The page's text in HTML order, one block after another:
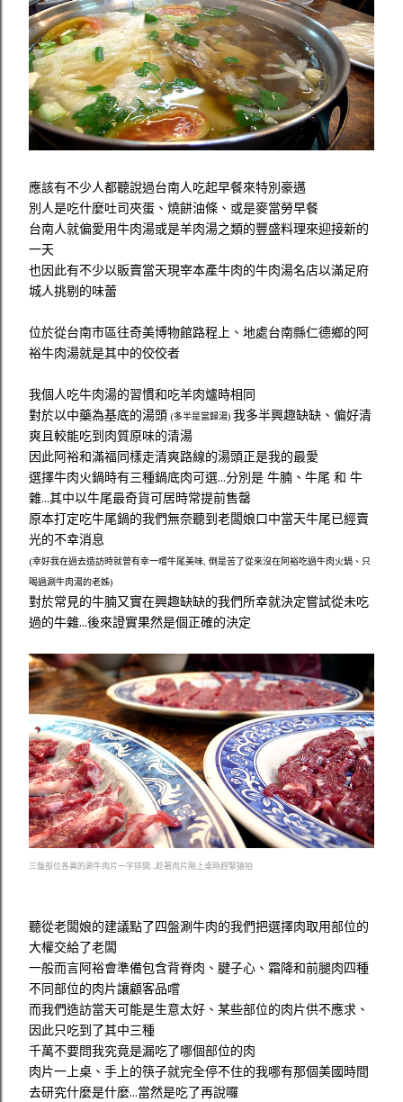
應該有不少人都聽說過台南人吃起早餐來特別豪邁
別人是吃什麼吐司夾蛋、燒餅油條、或是麥當勞早餐
台南人就偏愛用牛肉湯或是羊肉湯之類的豐盛料理來迎接新的
一天
也因此有不少以販賣當天現宰本產牛肉的牛肉湯名店以滿足府
城人挑剔的味蕾
位於從台南市區往奇美博物館路程上、地處台南縣仁德鄉的阿
裕牛肉湯就是其中的佼佼者
我個人吃牛肉湯的習慣和吃羊肉爐時相同
對於以中藥為基底的湯頭 (多半是當歸湯) 我多半興趣缺缺、偏好清
爽且較能吃到肉質原味的清湯
因此阿裕和滿福同樣走清爽路線的湯頭正是我的最愛
選擇牛肉火鍋時有三種鍋底肉可選...分別是 牛腩、牛尾 和 牛
雜...其中以牛尾最奇貨可居時常提前售罄
原本打定吃牛尾鍋的我們無奈聽到老闆娘口中當天牛尾已經賣
光的不幸消息
(幸好我在過去造訪時就曾有幸一嚐牛尾美味, 倒是苦了從來沒在阿裕吃過牛肉火鍋、只
喝過涮牛肉湯的老姊)
對於常見的牛腩又實在興趣缺缺的我們所幸就決定嘗試從未吃
過的牛雜...後來證實果然是個正確的決定
三盤部位各異的涮牛肉片一字排開...趁著肉片剛上桌時趕緊搶拍
聽從老闆娘的建議點了四盤涮牛肉的我們把選擇肉取用部位的
大權交給了老闆
一般而言阿裕會準備包含背脊肉、腱子心、霜降和前腿肉四種
不同部位的肉片讓顧客品嚐
而我們造訪當天可能是生意太好、某些部位的肉片供不應求、
因此只吃到了其中三種
千萬不要問我究竟是漏吃了哪個部位的肉
肉片一上桌、手上的筷子就完全停不住的我哪有那個美國時間
去研究什麼是什麼...當然是吃了再說囉